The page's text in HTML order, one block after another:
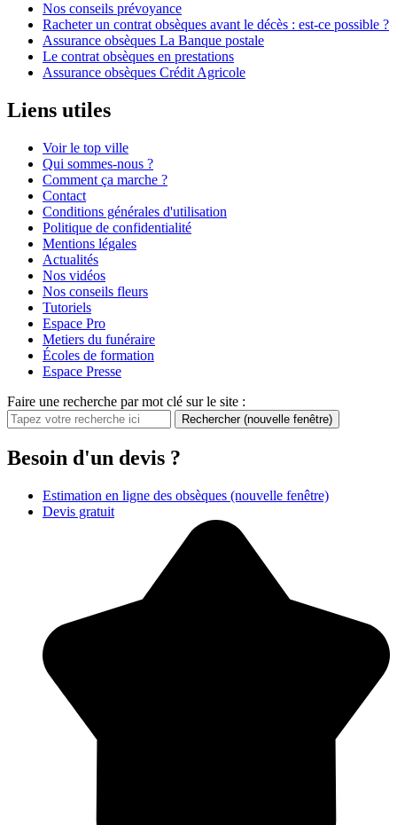
Nos conseils prévoyance
Racheter un contrat obsèques avant le décès : est-ce possible ?
Assurance obsèques La Banque postale
Le contrat obsèques en prestations
Assurance obsèques Crédit Agricole
Liens utiles
Voir le top ville
Qui sommes-nous ?
Comment ça marche ?
Contact
Conditions générales d'utilisation
Politique de confidentialité
Mentions légales
Actualités
Nos vidéos
Nos conseils fleurs
Tutoriels
Espace Pro
Metiers du funéraire
Écoles de formation
Espace Presse
Faire une recherche par mot clé sur le site :
Rechercher (nouvelle fenêtre)
Besoin d'un devis ?
Estimation en ligne des obsèques (nouvelle fenêtre)
Devis gratuit